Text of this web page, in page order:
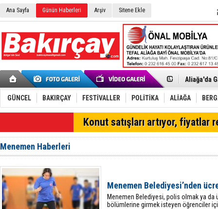
Ana Sayfa Günün Haberleri Arşiv Sitene Ekle
Menemen
Furkan
Chp
AK Parti
SOCAR
Trafiği
Alto,
Chp
Aliağa-
GÜNCEL BAKIRÇAY FESTİVALLER POLİTİKA ALİAĞA
Konut satışları artıyor, fiyatlar
Menemen Haberleri
Menemen Belediyesi’nden
Menemen Belediyesi, polis olmak ya
bölümlerine girmek isteyen öğrenciler